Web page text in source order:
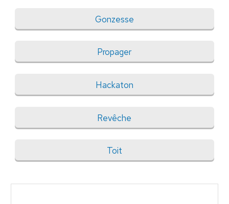
Gonzesse
Propager
Hackaton
Revêche
Toit